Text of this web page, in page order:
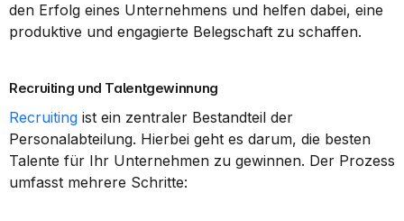
den Erfolg eines Unternehmens und helfen dabei, eine
produktive und engagierte Belegschaft zu schaffen.
Recruiting und Talentgewinnung
Recruiting ist ein zentraler Bestandteil der
Personalabteilung. Hierbei geht es darum, die besten
Talente für Ihr Unternehmen zu gewinnen. Der Prozess
umfasst mehrere Schritte: